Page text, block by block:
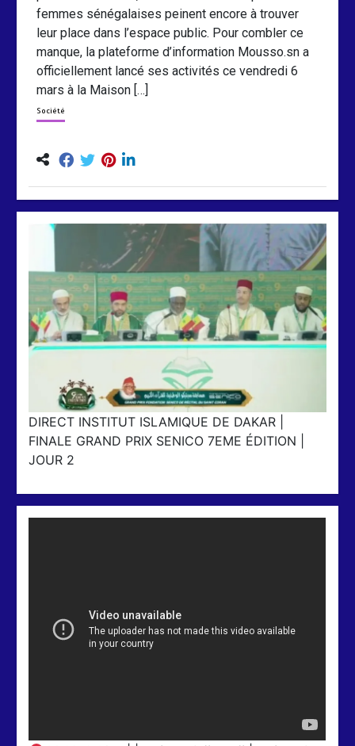
femmes sénégalaises peinent encore à trouver
leur place dans l’espace public. Pour combler ce
manque, la plateforme d’information Mousso.sn a
officiellement lancé ses activités ce vendredi 6
mars à la Maison […]
Société
DIRECT INSTITUT ISLAMIQUE DE DAKAR |
FINALE GRAND PRIX SENICO 7EME ÉDITION |
JOUR 2